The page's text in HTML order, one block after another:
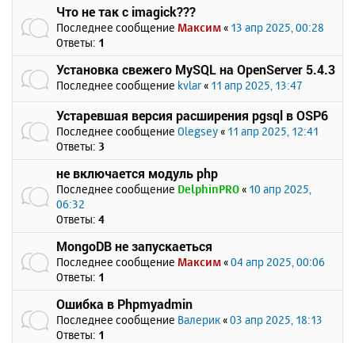
Что не так с imagick???
Последнее сообщение Максим « 13 апр 2025, 00:28
Ответы: 1
Установка свежего MySQL на OpenServer 5.4.3
Последнее сообщение kvlar « 11 апр 2025, 13:47
Устаревшая версия расширения pgsql в OSP6
Последнее сообщение Olegsey « 11 апр 2025, 12:41
Ответы: 3
не включается модуль php
Последнее сообщение DelphinPRO « 10 апр 2025,
06:32
Ответы: 4
MongoDB не запускаеться
Последнее сообщение Максим «04 апр 2025, 00:06
Ответы: 1
Ошибка в Phpmyadmin
Последнее сообщение Валерик «03 апр 2025, 18:13
Ответы: 1